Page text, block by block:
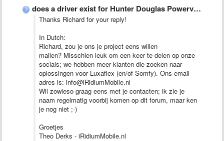
does a driver exist for Hunter Douglas Powerview for controlling …
Thanks Richard for your reply!
In Dutch:
Richard, zou je ons je project eens willen
mailen? Misschien leuk om een keer te delen op onze
socials; we hebben meer klanten die zoeken naar
oplossingen voor Luxaflex (en/of Somfy). Ons email
adres is: info@iRidiumMobile.nl
Wil zowieso graag eens met je contacten; ik zie je
naam regelmatig voorbij komen op dit forum, maar ken
je nog niet ;-)
Groetjes
Theo Derks - iRidiumMobile.nl